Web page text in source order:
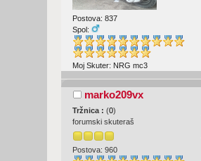
Postova: 837
Spol:
Moj Skuter: NRG mc3
marko209vx
Tržnica :(0)
forumski skuteraš
Postova: 960